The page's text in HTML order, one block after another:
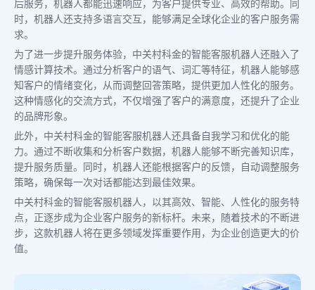
后服务，机器人都能迅速响应，为客户提供专业、高效的帮助。同
时，机器人还支持多语言交互，能够满足全球化企业的客户服务需
求。
为了进一步提升服务体验，中关村科金的智能客服机器人还融入了
情感计算技术。通过分析客户的语气、词汇等特征，机器人能够感
知客户的情绪变化，从而调整回答策略，提供更加人性化的服务。
这种情感化的交流方式，不仅增强了客户的满意度，还提升了企业
的品牌形象。
此外，中关村科金的智能客服机器人还具备自我学习和优化的能
力。通过不断收集和分析客户数据，机器人能够不断完善知识库，
提升服务质量。同时，机器人还能根据客户的反馈，自动调整服务
策略，确保每一次对话都能达到最佳效果。
中关村科金的智能客服机器人，以其高效、智能、人性化的服务特
点，正逐步成为企业客户服务的新标杆。未来，随着技术的不断进
步，这款机器人将在更多领域发挥重要作用，为企业创造更大的价
值。